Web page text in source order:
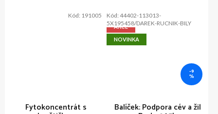
Fytokoncentrát s
Kód: 191005
AKCE
NOVINKA
–9
%
Balíček: Podpora cév a žil
Kód: 44402-113013-
5X195458/DAREK-RUCNIK-BILY